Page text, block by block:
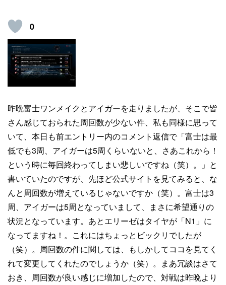
0
昨晩富士ワンメイクとアイガーを走りましたが、そこで皆
さん感じておられた周回数が少ない件、私も同様に思って
いて、本日も前エントリー内のコメント返信で「富士は最
低でも3周、アイガーは5周くらいないと、さあこれから！
という時に毎回終わってしまい悲しいですね（笑）。」と
書いていたのですが、先ほど公式サイトを見てみると、な
んと周回数が増えているじゃないですか（笑）。富士は3
周、アイガーは5周となっていまして、まさに希望通りの
状況となっています。あとエリーゼはタイヤが「N1」に
なってますね！。これにはちょっとビックリでしたが
（笑）。周回数の件に関しては、もしかしてココを見てく
れて変更してくれたのでしょうか（笑）。まあ冗談はさて
おき、周回数が良い感じに増加したので、対戦は昨晩より